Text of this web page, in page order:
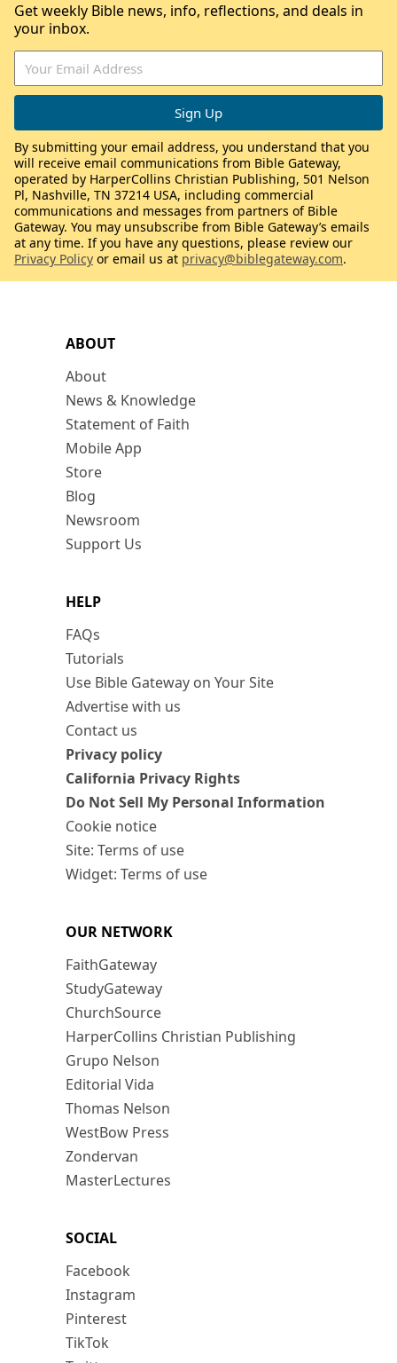
ABOUT
About
News & Knowledge
Statement of Faith
Mobile App
Store
Blog
Newsroom
Support Us
HELP
FAQs
Tutorials
Use Bible Gateway on Your Site
Advertise with us
Contact us
Privacy policy
California Privacy Rights
Do Not Sell My Personal Information
Cookie notice
Site: Terms of use
Widget: Terms of use
OUR NETWORK
FaithGateway
StudyGateway
ChurchSource
HarperCollins Christian Publishing
Grupo Nelson
Editorial Vida
Thomas Nelson
WestBow Press
Zondervan
MasterLectures
SOCIAL
Facebook
Instagram
Pinterest
TikTok
Get weekly Bible news, info, reflections, and deals in
your inbox.
By submitting your email address, you understand that you
will receive email communications from Bible Gateway,
operated by HarperCollins Christian Publishing, 501 Nelson
Pl, Nashville, TN 37214 USA, including commercial
communications and messages from partners of Bible
Gateway. You may unsubscribe from Bible Gateway’s emails
at any time. If you have any questions, please review our
Privacy Policy or email us at privacy@biblegateway.com.